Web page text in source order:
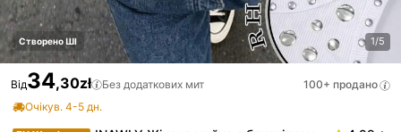
Створено ШІ 1/5
Від34,30zł Без додаткових мит
100+ продано
Очікув. 4-5 дн.